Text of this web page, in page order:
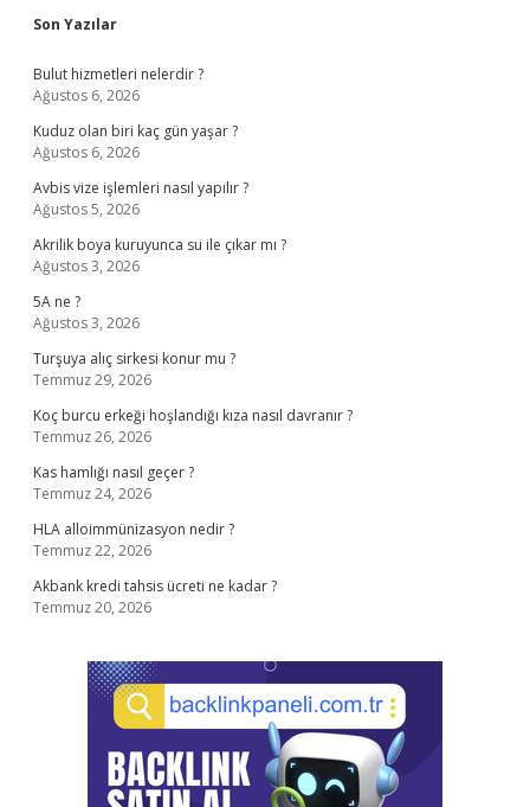
Sidebar
Son Yazılar
Bulut hizmetleri nelerdir ?
Ağustos 6, 2026
Kuduz olan biri kaç gün yaşar ?
Ağustos 6, 2026
Avbis vize işlemleri nasıl yapılır ?
Ağustos 5, 2026
Akrilik boya kuruyunca su ile çıkar mı ?
Ağustos 3, 2026
5A ne ?
Ağustos 3, 2026
Turşuya alıç sirkesi konur mu ?
Temmuz 29, 2026
Koç burcu erkeği hoşlandığı kıza nasıl davranır ?
Temmuz 26, 2026
Kas hamlığı nasıl geçer ?
Temmuz 24, 2026
HLA alloimmünizasyon nedir ?
Temmuz 22, 2026
Akbank kredi tahsis ücreti ne kadar ?
Temmuz 20, 2026